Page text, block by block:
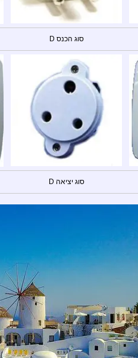
סוג הכנס D
סוג יציאה D